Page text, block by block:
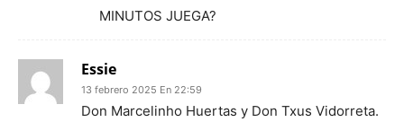
MINUTOS JUEGA?
Essie
13 febrero 2025 En 22:59
Don Marcelinho Huertas y Don Txus Vidorreta.